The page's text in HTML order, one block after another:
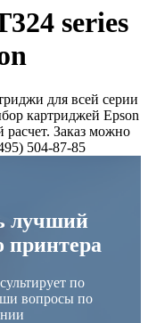
series
для всей серии
картриджей Epson
расчет. Заказ можно
504-87-85
лучший
принтера
по
вопросы по